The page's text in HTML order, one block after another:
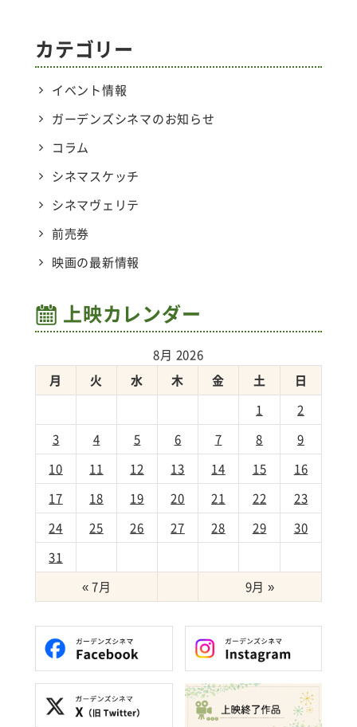
カテゴリー
イベント情報
ガーデンズシネマのお知らせ
コラム
シネマスケッチ
シネマヴェリテ
前売券
映画の最新情報
上映カレンダー
8月 2026
月
火 水 木 金 土
日
1
2
3
4 5 6 7 8
9
10
11 12 13 14 15
16
17
18 19 20 21 22
23
24
25 26 27 28 29
30
31
« 7月
9月 »